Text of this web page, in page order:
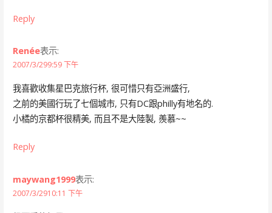
Reply
Renée表示:
2007/3/299:59 下午
我喜歡收集星巴克旅行杯, 很可惜只有亞洲盛行,
之前的美國行玩了七個城市, 只有DC跟philly有地名的.
小橘的京都杯很精美, 而且不是大陸製, 羨慕~~
Reply
maywang1999表示:
2007/3/2910:11 下午